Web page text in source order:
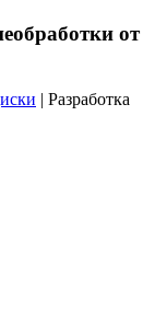
от
| Разработка